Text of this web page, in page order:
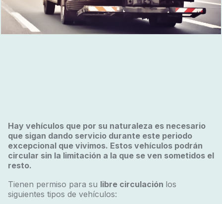
Hay vehículos que por su naturaleza es necesario
que sigan dando servicio durante este periodo
excepcional que vivimos. Estos vehículos podrán
circular sin la limitación a la que se ven sometidos el
resto.
Tienen permiso para su libre circulación los
siguientes tipos de vehículos: